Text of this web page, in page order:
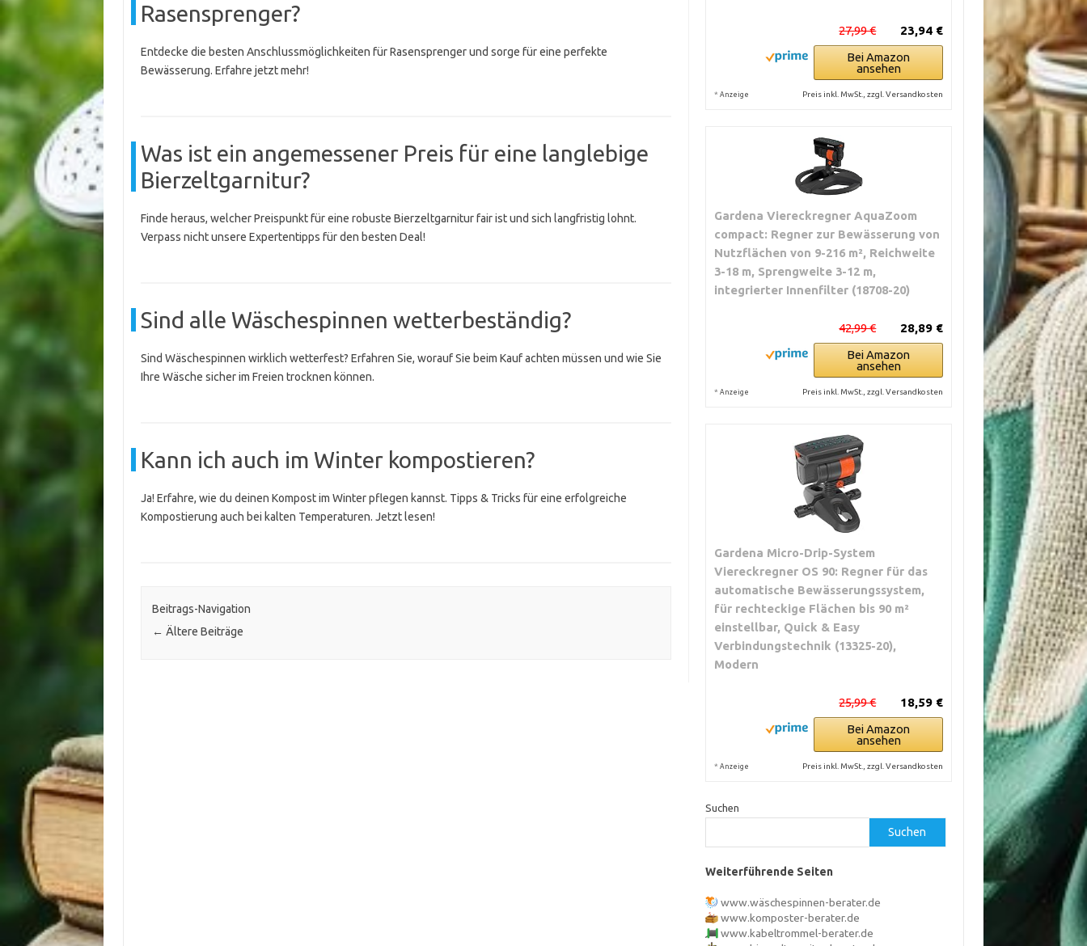
Rasensprenger?
Entdecke die besten Anschlussmöglichkeiten für Rasensprenger und sorge für eine perfekte
Bewässerung. Erfahre jetzt mehr!
Was ist ein angemessener Preis für eine langlebige
Bierzeltgarnitur?
Finde heraus, welcher Preispunkt für eine robuste Bierzeltgarnitur fair ist und sich langfristig lohnt.
Verpass nicht unsere Expertentipps für den besten Deal!
Sind alle Wäschespinnen wetterbeständig?
Sind Wäschespinnen wirklich wetterfest? Erfahren Sie, worauf Sie beim Kauf achten müssen und wie Sie
Ihre Wäsche sicher im Freien trocknen können.
Kann ich auch im Winter kompostieren?
Ja! Erfahre, wie du deinen Kompost im Winter pflegen kannst. Tipps & Tricks für eine erfolgreiche
Kompostierung auch bei kalten Temperaturen. Jetzt lesen!
Beitrags-Navigation
← Ältere Beiträge
23,94 €
27,99 €
Bei Amazon
ansehen
* Anzeige Preis inkl. MwSt., zzgl. Versandkosten
Gardena Viereckregner AquaZoom
compact: Regner zur Bewässerung von
Nutzflächen von 9-216 m², Reichweite
3-18 m, Sprengweite 3-12 m,
integrierter Innenfilter (18708-20)
28,89 €
42,99 €
Bei Amazon
ansehen
* Anzeige Preis inkl. MwSt., zzgl. Versandkosten
Gardena Micro-Drip-System
Viereckregner OS 90: Regner für das
automatische Bewässerungssystem,
für rechteckige Flächen bis 90 m²
einstellbar, Quick & Easy
Verbindungstechnik (13325-20),
Modern
18,59 €
25,99 €
Bei Amazon
ansehen
* Anzeige Preis inkl. MwSt., zzgl. Versandkosten
Suchen
Suchen
Weiterführende Seiten
www.wäschespinnen-berater.de
www.komposter-berater.de
www.kabeltrommel-berater.de